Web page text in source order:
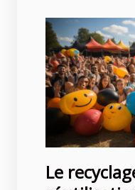
Le